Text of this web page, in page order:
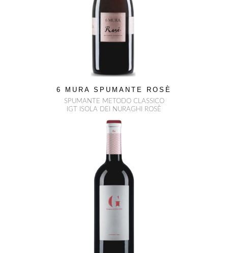
6 MURA SPUMANTE ROSÈ
SPUMANTE METODO CLASSICO
IGT ISOLA DEI NURAGHI ROSÈ